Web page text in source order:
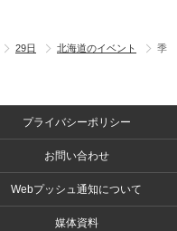
29日 北海道のイベント
季
プライバシーポリシー
お問い合わせ
Webプッシュ通知について
媒体資料